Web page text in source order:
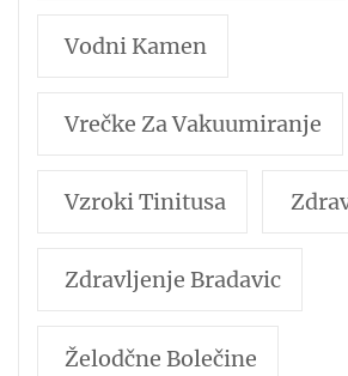
Vodni Kamen
Vrečke Za Vakuumiranje
Vzroki Tinitusa
Zdravljenje Bradavic
Želodčne Bolečine